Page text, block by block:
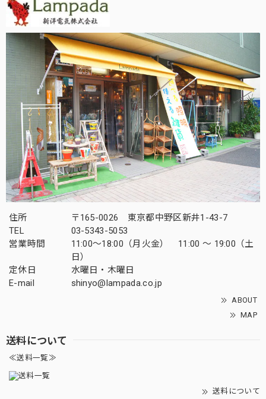
住所
〒165-0026 東京都中野区新井1-43-7
TEL
03-5343-5053
営業時間
11:00～18:00（月火金） 11:00 ～ 19:00（土
日）
定休日
水曜日・木曜日
E-mail
shinyo@lampada.co.jp
ABOUT
MAP
送料について
≪送料一覧≫
送料について